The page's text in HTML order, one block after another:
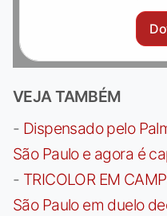
VEJA TAMBÉM
- Dispensado pelo
São Paulo e agora é
- TRICOLOR EM
São Paulo em duelo